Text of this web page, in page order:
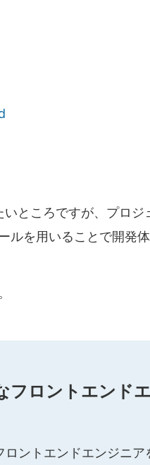
ところですが、プロジ
ルを用いることで開発
フロントエンド
ントエンドエンジニア